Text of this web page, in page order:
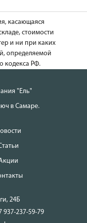
касающаяся
стоимости
и ни при каких
определяемой
кодекса РФ.
"Ель"
в Самаре.
24Б
937-237-59-79